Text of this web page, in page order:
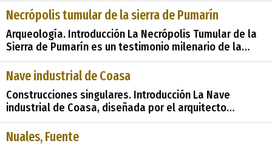
concejo de Coaña, Asturias. Esta prominente mole
rocosa sirve como divisoria natural entre las playas de
Aguiyón y La Barrosa, dotando a l
Necrópolis tumular de la sierra de Pumarín
Arqueología. Introducción La Necrópolis Tumular de la
Sierra de Pumarín es un testimonio milenario de la
antigua vida en estas tierras, donde una comunidad
dedicada al pastoreo dejó su huella en forma de
monumentos megalíticos. En este reportaje,
exploraremos el contexto histórico e
Nave industrial de Coasa
Construcciones singulares. Introducción La Nave
industrial de Coasa, diseñada por el arquitecto
Alejandro Alcázar Palacio, destaca como un ejemplo
notable de arquitectura industrial funcional y
Nuales, Fuente